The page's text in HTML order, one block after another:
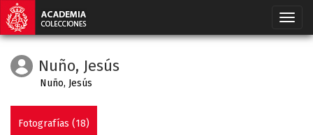
Nuño, Jesús
Nuño, Jesús
Fotografías (18)